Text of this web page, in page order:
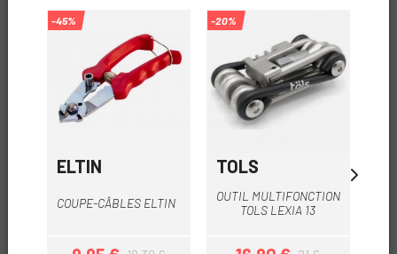
-45%
ELTIN
COUPE-CÂBLES ELTIN
-20%
TOLS
OUTIL MULTIFONCTION
TOLS LEXIA 13